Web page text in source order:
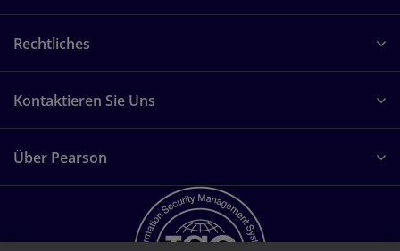
Rechtliches
Kontaktieren Sie Uns
Über Pearson